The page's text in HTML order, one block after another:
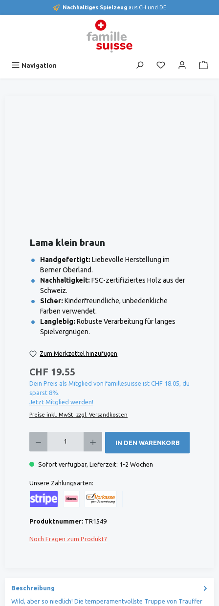
Nachhaltiges Spielzeug aus CH und DE
Navigation Du hast 0
Lama klein braun
Handgefertigt: Liebevolle Herstellung im
Berner Oberland.
Nachhaltigkeit: FSC-zertifiziertes Holz aus der
Schweiz.
Sicher: Kinderfreundliche, unbedenkliche
Farben verwendet.
Langlebig: Robuste Verarbeitung für langes
Spielvergnügen.
Zum Merkzettel hinzufügen
CHF 19.55
Dein Preis als Mitglied von famillesuisse ist CHF 18.05, du
sparst 8%.
Jetzt Mitglied werden!
Preise inkl. MwSt. zzgl. Versandkosten
IN DEN WARENKORB
Sofort verfügbar, Lieferzeit: 1-2 Wochen
Unsere Zahlungsarten:
Produktnummer: TR1549
Noch Fragen zum Produkt?
Beschreibung
Wild, aber so niedlich! Die temperamentvollste Truppe von Trauffer